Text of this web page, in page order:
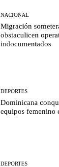
NACIONAL
Migración
obstaculicen
indocumentados
DEPORTES
Dominicana
equipos femenino
DEPORTES